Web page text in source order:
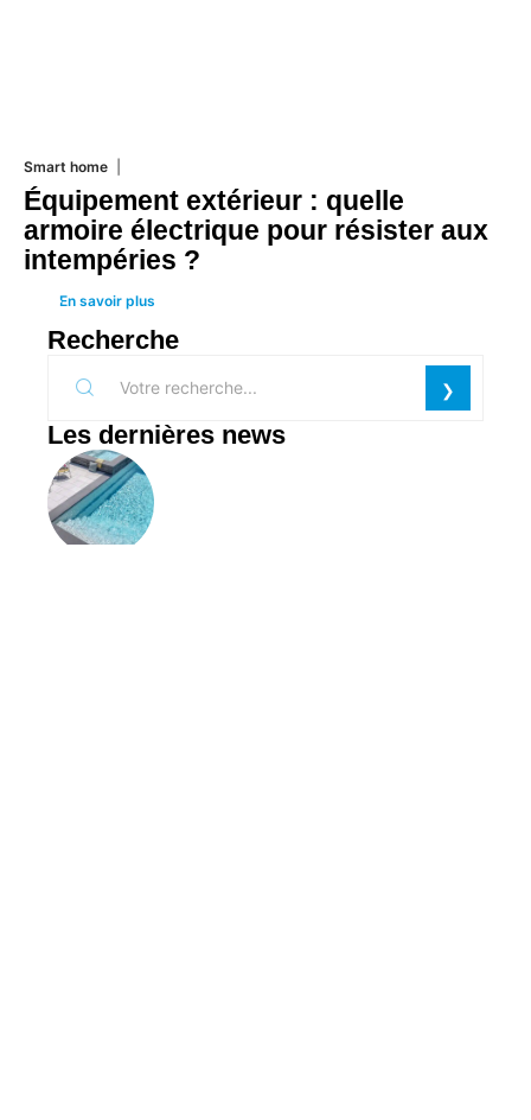
Smart home
Équipement extérieur : quelle
armoire électrique pour résister aux
intempéries ?
En savoir plus
Recherche
Les dernières news